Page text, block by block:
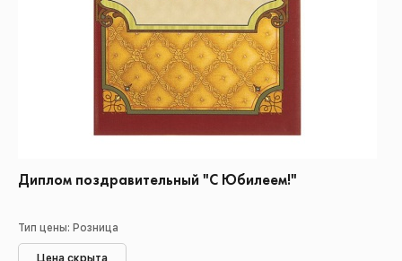
Диплом поздравительный "С Юбилеем!"
Тип цены: Розница
Цена скрыта